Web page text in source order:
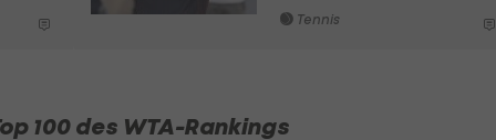
Tennis
100 des WTA-Rankings